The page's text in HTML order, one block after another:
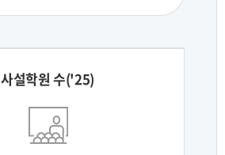
사설학원 수('25)